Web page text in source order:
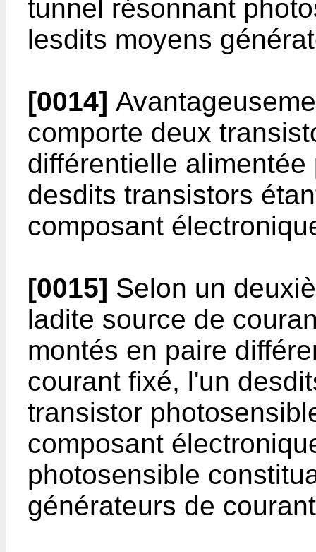
tunnel résonnant
lesdits moyens
[0014]
comporte deux
différentielle
desdits transistors
composant
[0015] Selon un
ladite source de
montés en paire
courant fixé, l'un
transistor
composant
photosensible
générateurs de